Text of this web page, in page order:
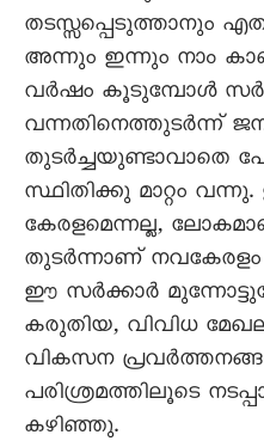
തടസ്സപ്പെടുത്താനും
അന്നും ഇന്നും നാം
വർഷം കൂടുമ്പോൾ
വന്നതിനെത്തുടർന്ന്
തുടർച്ചയുണ്ടാവാതെ
സ്ഥിതിക്കു മാറ്റം
കേരളമെന്നല്ല,
തുടർന്നാണ്
ഈ സർക്കാർ
കരുതിയ, വിവിധ
വികസന
പരിശ്രമത്തിലൂടെ
കഴിഞ്ഞു.